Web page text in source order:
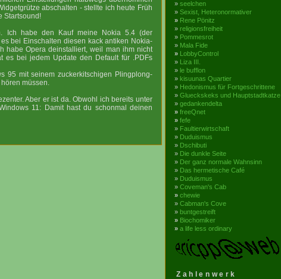
abschalten - stellte ich heute Früh
Startsound!
Ich habe den Kauf meine Nokia 5.4 (der
bei Einschalten diesen kack antiken Nokia-
habe Opera deinstalliert, weil man ihm nicht
es bei jedem Update den Default für .PDFs
95 mit seinem zuckerkitschigen Plingplong-
müssen.
Aber er ist da. Obwohl ich bereits unter
11: Damit hast du schonmal deinen
» seelchen
» Sexist, Heteronormativer
» Rene Pönitz
» religionsfreiheit
» Pommesrot
» Mala Fide
» LobbyControl
» Liza III.
» le bufflon
» kisuunas Quartier
» Hedonismus für Fortgeschrittene
» Glueckskeks und Hauptstadtkatze
» gedankendelta
» freeQnet
» fefe
» Faultierwirtschaft
» Duduismus
» Dschibuti
» Die dunkle Seite
» Der ganz normale Wahnsinn
» Das hermetische Café
» Duduismus
» Coveman's Cab
» chewie
» Cabman's Cove
» buntgestreift
» Biochomiker
» a life less ordinary
Zahlenwerk